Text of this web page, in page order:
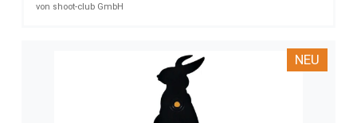
von shoot-club GmbH
NEU